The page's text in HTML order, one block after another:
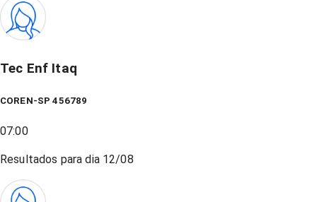
Tec Enf Itaq
COREN-SP 456789
07:00
Resultados para dia 12/08